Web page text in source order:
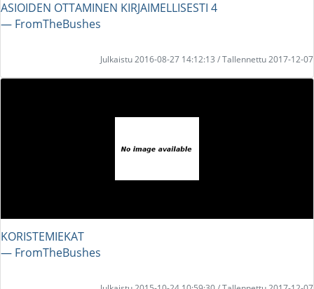
ASIOIDEN OTTAMINEN KIRJAIMELLISESTI 4
― FromTheBushes
Julkaistu 2016-08-27 14:12:13 / Tallennettu 2017-12-07
KORISTEMIEKAT
― FromTheBushes